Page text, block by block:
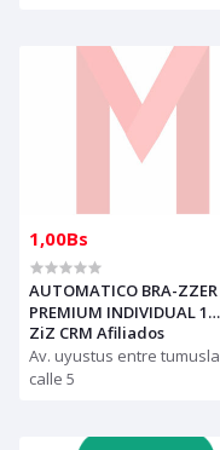
1,00Bs
AUTOMATICO BRA-ZZER
PREMIUM INDIVIDUAL 1
MES(1 dispositvo)
ZiZ CRM Afiliados
Av. uyustus entre tumusla
calle 5